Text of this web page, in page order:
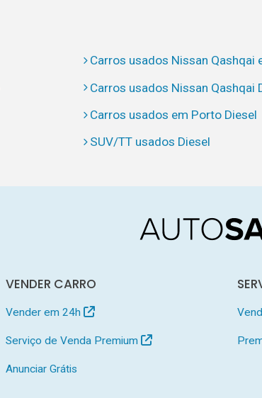
Carros usados Nissan Qashqai
Carros usados Nissan Qashqai
Carros usados em Porto Diesel
SUV/TT usados Diesel
VENDER CARRO
Vender em 24h
Serviço de Venda Premium
Anunciar Grátis